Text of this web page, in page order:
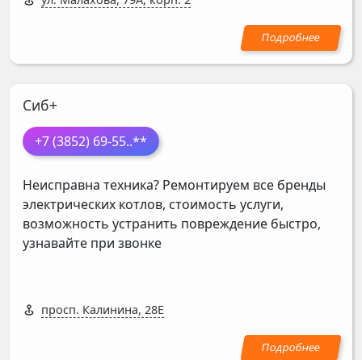
Сиб+
+7 (3852) 69-55..**
Неисправна техника? Ремонтируем все бренды
электрических котлов, стоимость услуги,
возможность устранить повреждение быстро,
узнавайте при звонке
просп. Калинина, 28Е